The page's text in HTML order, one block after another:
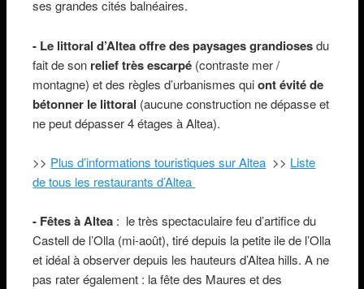
ses grandes cités balnéaires.
- Le littoral d’Altea offre des paysages grandiosesdu
fait de son relief très escarpé (contraste mer /
montagne) et des règles d’urbanismes quiont évité de
bétonner le littoral (aucune construction ne dépasse et
ne peut dépasser 4 étages à Altea).
>> Plus d’informations touristiques sur Altea >> Liste
de tous les restaurants d’Altea
- Fêtes à Altea : le très spectaculaire feu d’artifice du
Castell de l’Olla (mi-août), tiré depuis la petite ile de l’Olla
et idéal à observer depuis les hauteurs d’Altea hills. A ne
pas rater également : la fête des Maures et des